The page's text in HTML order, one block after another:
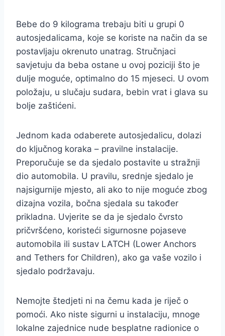
Bebe do 9 kilograma trebaju biti u grupi 0
autosjedalicama, koje se koriste na način da se
postavljaju okrenuto unatrag. Stručnjaci
savjetuju da beba ostane u ovoj poziciji što je
dulje moguće, optimalno do 15 mjeseci. U ovom
položaju, u slučaju sudara, bebin vrat i glava su
bolje zaštićeni.
Jednom kada odaberete autosjedalicu, dolazi
do ključnog koraka – pravilne instalacije.
Preporučuje se da sjedalo postavite u stražnji
dio automobila. U pravilu, srednje sjedalo je
najsigurnije mjesto, ali ako to nije moguće zbog
dizajna vozila, bočna sjedala su također
prikladna. Uvjerite se da je sjedalo čvrsto
pričvršćeno, koristeći sigurnosne pojaseve
automobila ili sustav LATCH (Lower Anchors
and Tethers for Children), ako ga vaše vozilo i
sjedalo podržavaju.
Nemojte štedjeti ni na čemu kada je riječ o
pomoći. Ako niste sigurni u instalaciju, mnoge
lokalne zajednice nude besplatne radionice o